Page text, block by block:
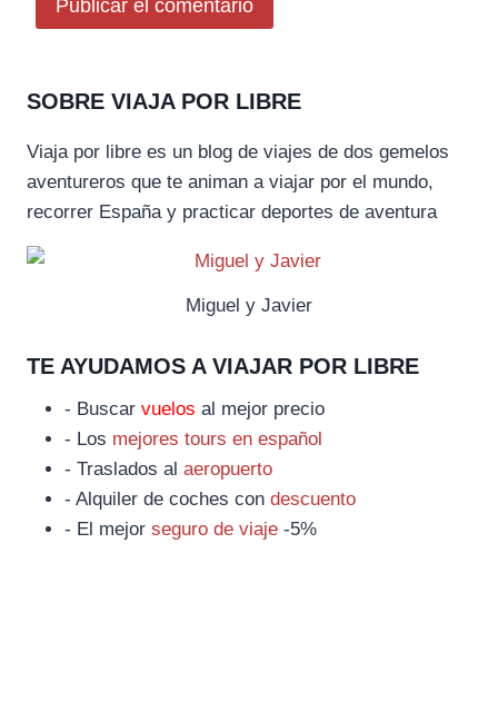
SOBRE VIAJA POR LIBRE
Viaja por libre es un blog de viajes de dos gemelos
aventureros que te animan a viajar por el mundo,
recorrer España y practicar deportes de aventura
Miguel y Javier
TE AYUDAMOS A VIAJAR POR LIBRE
- Buscar vuelos al mejor precio
- Los mejores tours en español
- Traslados al aeropuerto
- Alquiler de coches con descuento
- El mejor seguro de viaje -5%